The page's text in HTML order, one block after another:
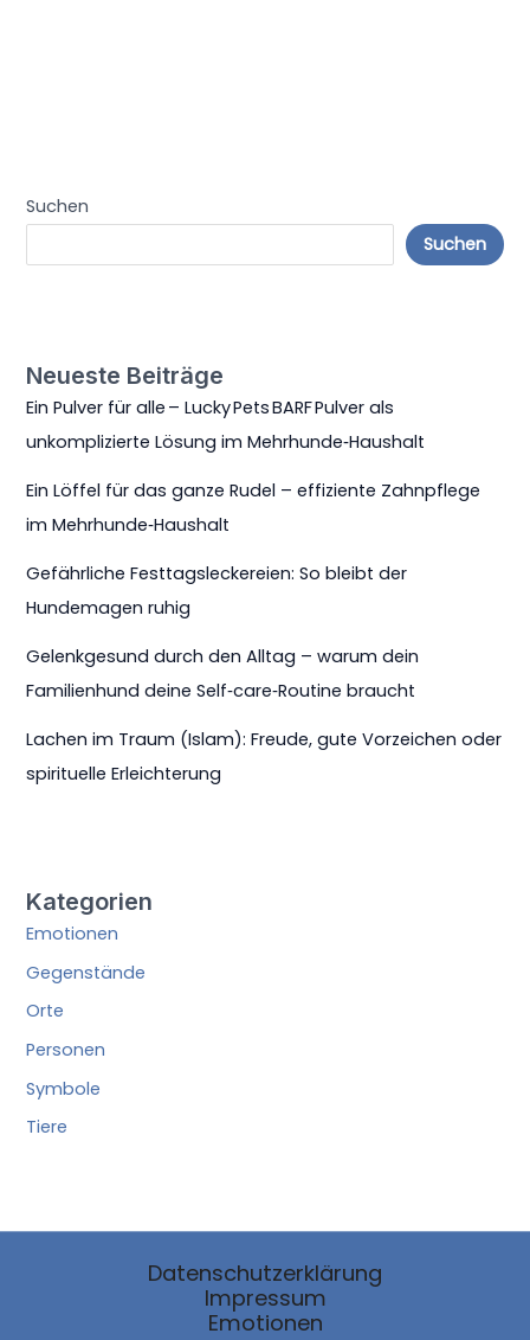
Suchen
Suchen
Neueste Beiträge
Ein Pulver für alle – Lucky Pets BARF Pulver als
unkomplizierte Lösung im Mehrhunde‑Haushalt
Ein Löffel für das ganze Rudel – effiziente Zahnpflege
im Mehrhunde‑Haushalt
Gefährliche Festtagsleckereien: So bleibt der
Hundemagen ruhig
Gelenkgesund durch den Alltag – warum dein
Familienhund deine Self‑care‑Routine braucht
Lachen im Traum (Islam): Freude, gute Vorzeichen oder
spirituelle Erleichterung
Kategorien
Emotionen
Gegenstände
Orte
Personen
Symbole
Tiere
Datenschutzerklärung
Impressum
Emotionen